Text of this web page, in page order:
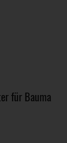
für Bauma